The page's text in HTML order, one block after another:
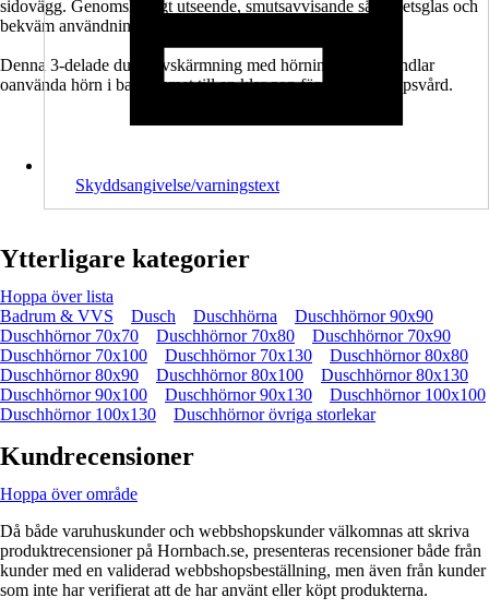
sidovägg. Genomskinligt utseende, smutsavvisande säkerhetsglas och
bekväm användning gör den till ett bra val.
Denna 3-delade duschavskärmning med hörningång förvandlar
oanvända hörn i badrummet till en klar zon för daglig kroppsvård.
Skyddsangivelse/varningstext
Ytterligare kategorier
Hoppa över lista
Badrum & VVS
Dusch Duschhörna
Duschhörnor 90x90
Duschhörnor 70x70
Duschhörnor 70x80
Duschhörnor 70x90
Duschhörnor 70x100
Duschhörnor 70x130
Duschhörnor 80x80
Duschhörnor 80x90
Duschhörnor 80x100
Duschhörnor 80x130
Duschhörnor 90x100
Duschhörnor 90x130
Duschhörnor 100x100
Duschhörnor 100x130
Duschhörnor övriga storlekar
Kundrecensioner
Hoppa över område
Då både varuhuskunder och webbshopskunder välkomnas att skriva
produktrecensioner på Hornbach.se, presenteras recensioner både från
kunder med en validerad webbshopsbeställning, men även från kunder
som inte har verifierat att de har använt eller köpt produkterna.